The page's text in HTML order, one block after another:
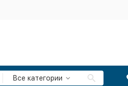
Все категории